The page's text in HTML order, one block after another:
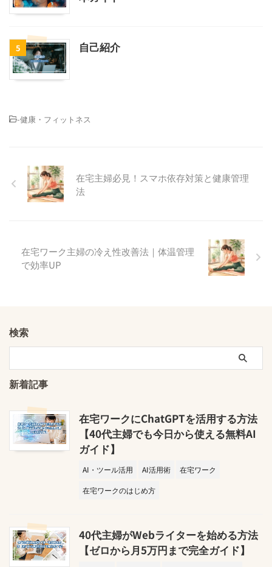
5 自己紹介
-健康・フィットネス
在宅主婦必見！スマホ依存対策と健康管理
法
在宅ワーク主婦の冷え性改善法｜体温管理
で効率UP
検索
新着記事
在宅ワークにChatGPTを活用する方法
【40代主婦でも今日から使える無料AI
ガイド】
AI・ツール活用 AI活用術
在宅ワーク
在宅ワークのはじめ方
40代主婦がWebライターを始める方法
【ゼロから月5万円まで完全ガイド】